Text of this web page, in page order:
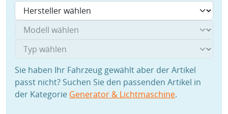
Sie haben Ihr Fahrzeug gewählt aber der Artikel
passt nicht? Suchen Sie den passenden Artikel in
der Kategorie Generator & Lichtmaschine.